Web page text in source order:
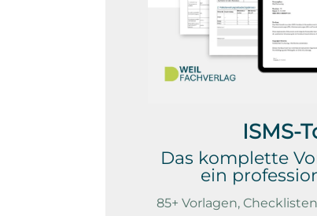
ISMS-
Das komplette
ein
85+ Vorlagen,